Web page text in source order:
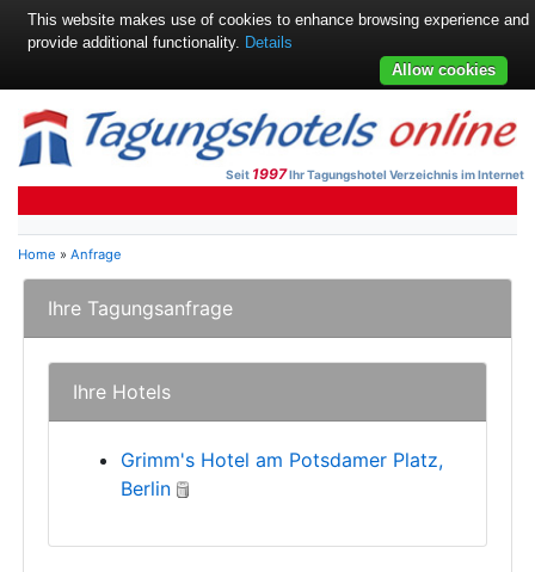
Seit 1997Ihr Tagungshotel Verzeichnis im Internet
Home » Anfrage
Ihre Tagungsanfrage
Ihre Hotels
Grimm's Hotel am Potsdamer Platz,
Berlin
This website makes use of cookies to enhance browsing experience and
provide additional functionality. Details
Allow cookies